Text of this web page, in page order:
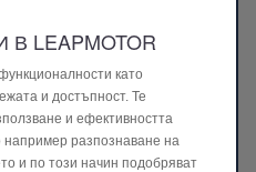
LEAPMOTOR
Бисквитките ни позволяват
като
и достъпност. Те
и ефективността
например разпознаване на
и по този начин подобряват